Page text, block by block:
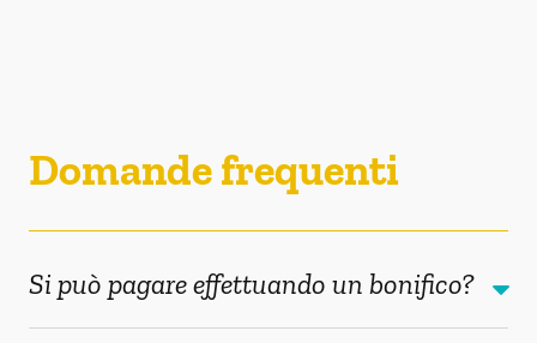
Domande frequenti
Si può pagare effettuando un bonifico?